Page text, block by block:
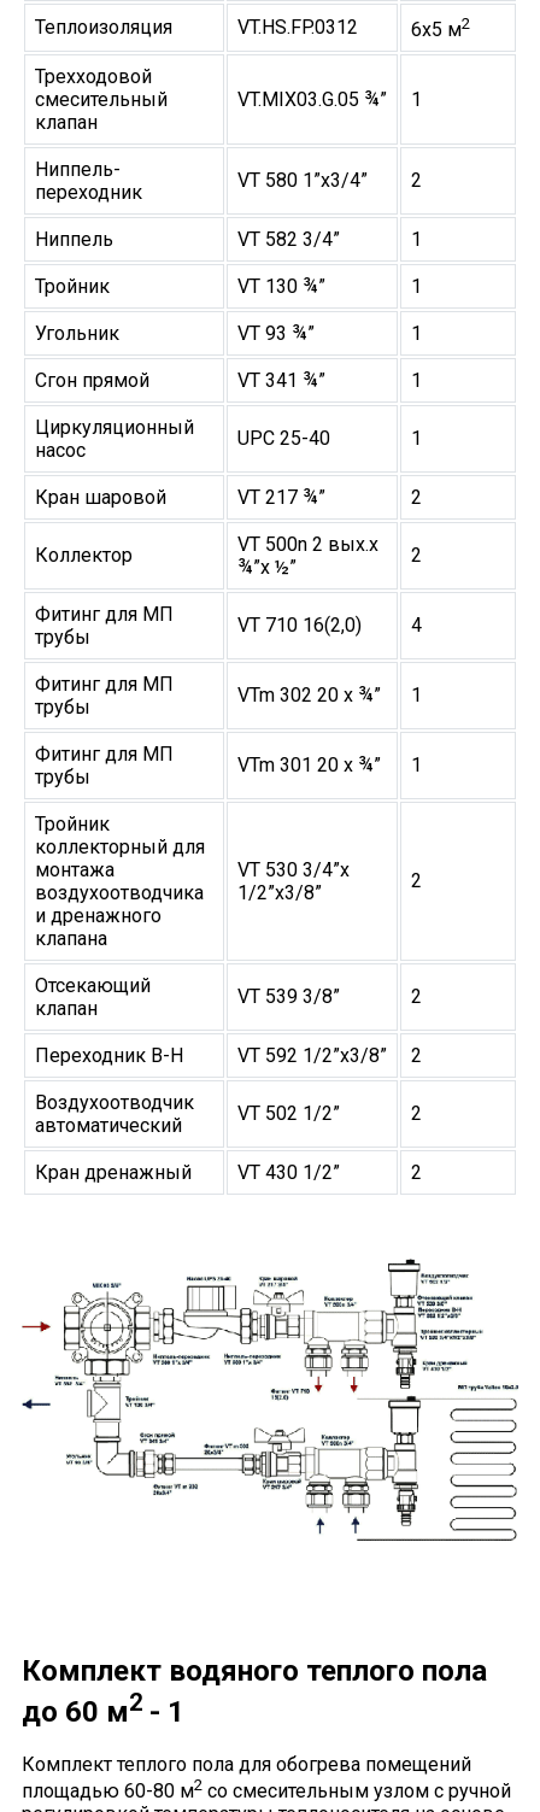
Теплоизоляция VT.HS.FP.0312 6х5 м2
Трехходовой
смесительный
клапан
VT.MIX03.G.05 ¾” 1
Ниппель-
переходник
VT 580 1”х3/4” 2
Ниппель VT 582 3/4” 1
Тройник VT 130 ¾” 1
Угольник VT 93 ¾” 1
Сгон прямой VT 341 ¾” 1
Циркуляционный
насос
UPC 25-40 1
Кран шаровой VT 217 ¾” 2
Коллектор
VT 500n 2 вых.х
¾”х ½”
2
Фитинг для МП
трубы
VT 710 16(2,0) 4
Фитинг для МП
трубы
VTm 302 20 х ¾” 1
Фитинг для МП
трубы
VTm 301 20 х ¾” 1
Тройник
коллекторный для
монтажа
воздухоотводчика
и дренажного
клапана
VT 530 3/4”х
1/2”х3/8”
2
Отсекающий
клапан
VT 539 3/8” 2
Переходник В-Н VT 592 1/2”х3/8” 2
Воздухоотводчик
автоматический
VT 502 1/2” 2
Кран дренажный VT 430 1/2” 2
Комплект водяного теплого пола
до 60 м2- 1
Комплект теплого пола для обогрева помещений
площадью 60-80 м2со смесительным узлом с ручной